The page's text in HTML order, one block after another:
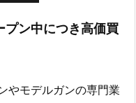
プン中につき高価買
やモデルガンの専門業